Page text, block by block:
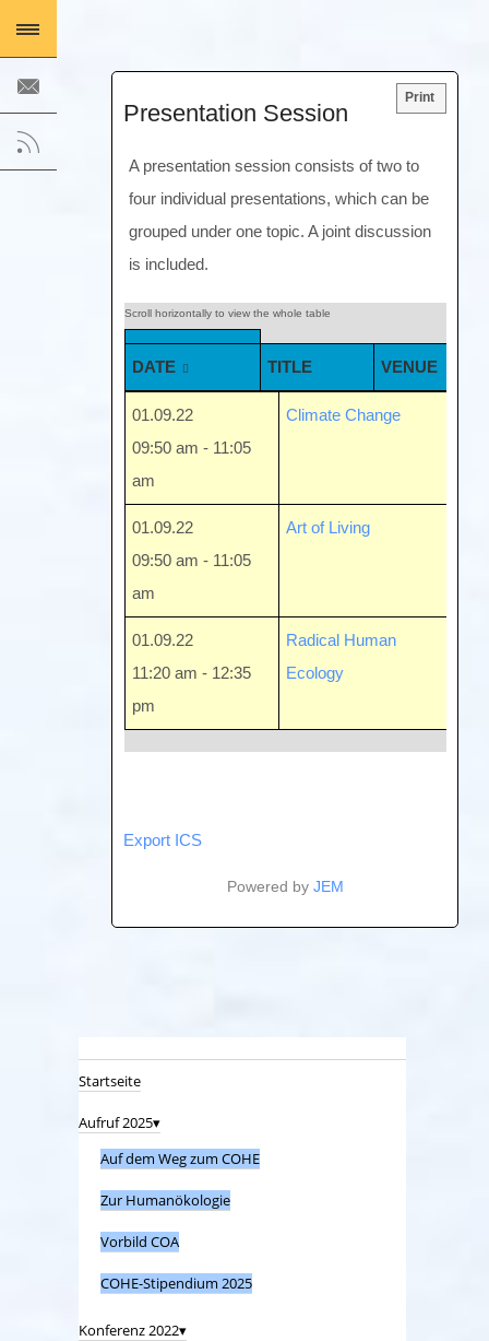
Print
Presentation Session
A presentation session consists of two to
four individual presentations, which can be
grouped under one topic. A joint discussion
is included.
DATE TITLE VENUE
01.09.22
09:50 am - 11:05
am
Climate Change
01.09.22
09:50 am - 11:05
am
Art of Living
01.09.22
11:20 am - 12:35
pm
Radical Human
Ecology
Export ICS
Powered by JEM
Startseite
Aufruf 2025
Auf dem Weg zum COHE
Zur Humanökologie
Vorbild COA
COHE-Stipendium 2025
Konferenz 2022